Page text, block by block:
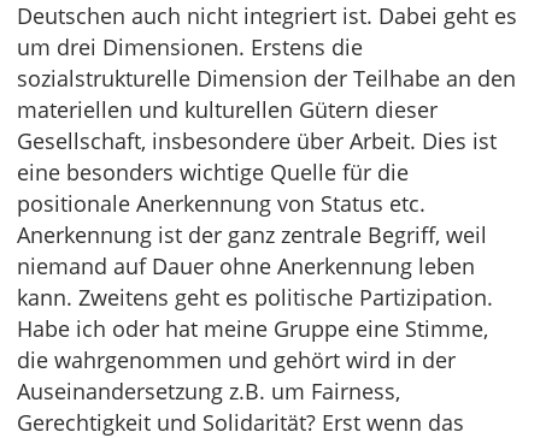
Deutschen auch nicht integriert ist. Dabei geht es
um drei Dimensionen. Erstens die
sozialstrukturelle Dimension der Teilhabe an den
materiellen und kulturellen Gütern dieser
Gesellschaft, insbesondere über Arbeit. Dies ist
eine besonders wichtige Quelle für die
positionale Anerkennung von Status etc.
Anerkennung ist der ganz zentrale Begriff, weil
niemand auf Dauer ohne Anerkennung leben
kann. Zweitens geht es politische Partizipation.
Habe ich oder hat meine Gruppe eine Stimme,
die wahrgenommen und gehört wird in der
Auseinandersetzung z.B. um Fairness,
Gerechtigkeit und Solidarität? Erst wenn das